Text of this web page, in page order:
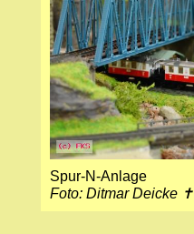
Spur-N-Anlage
Foto: Ditmar Deicke ✝